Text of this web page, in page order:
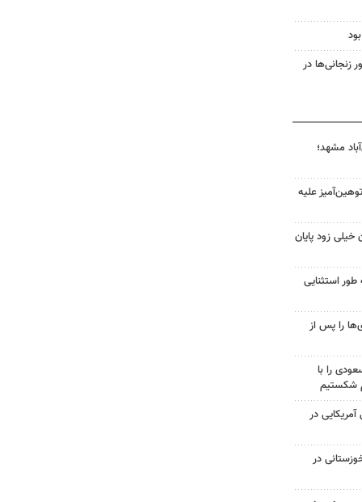
در
مشهد؛
علیه
خیلی زود پایان
طور استثنایی
را پس از
را با
شکستیم
۷۰۰ نظامی آمریکایی در
در